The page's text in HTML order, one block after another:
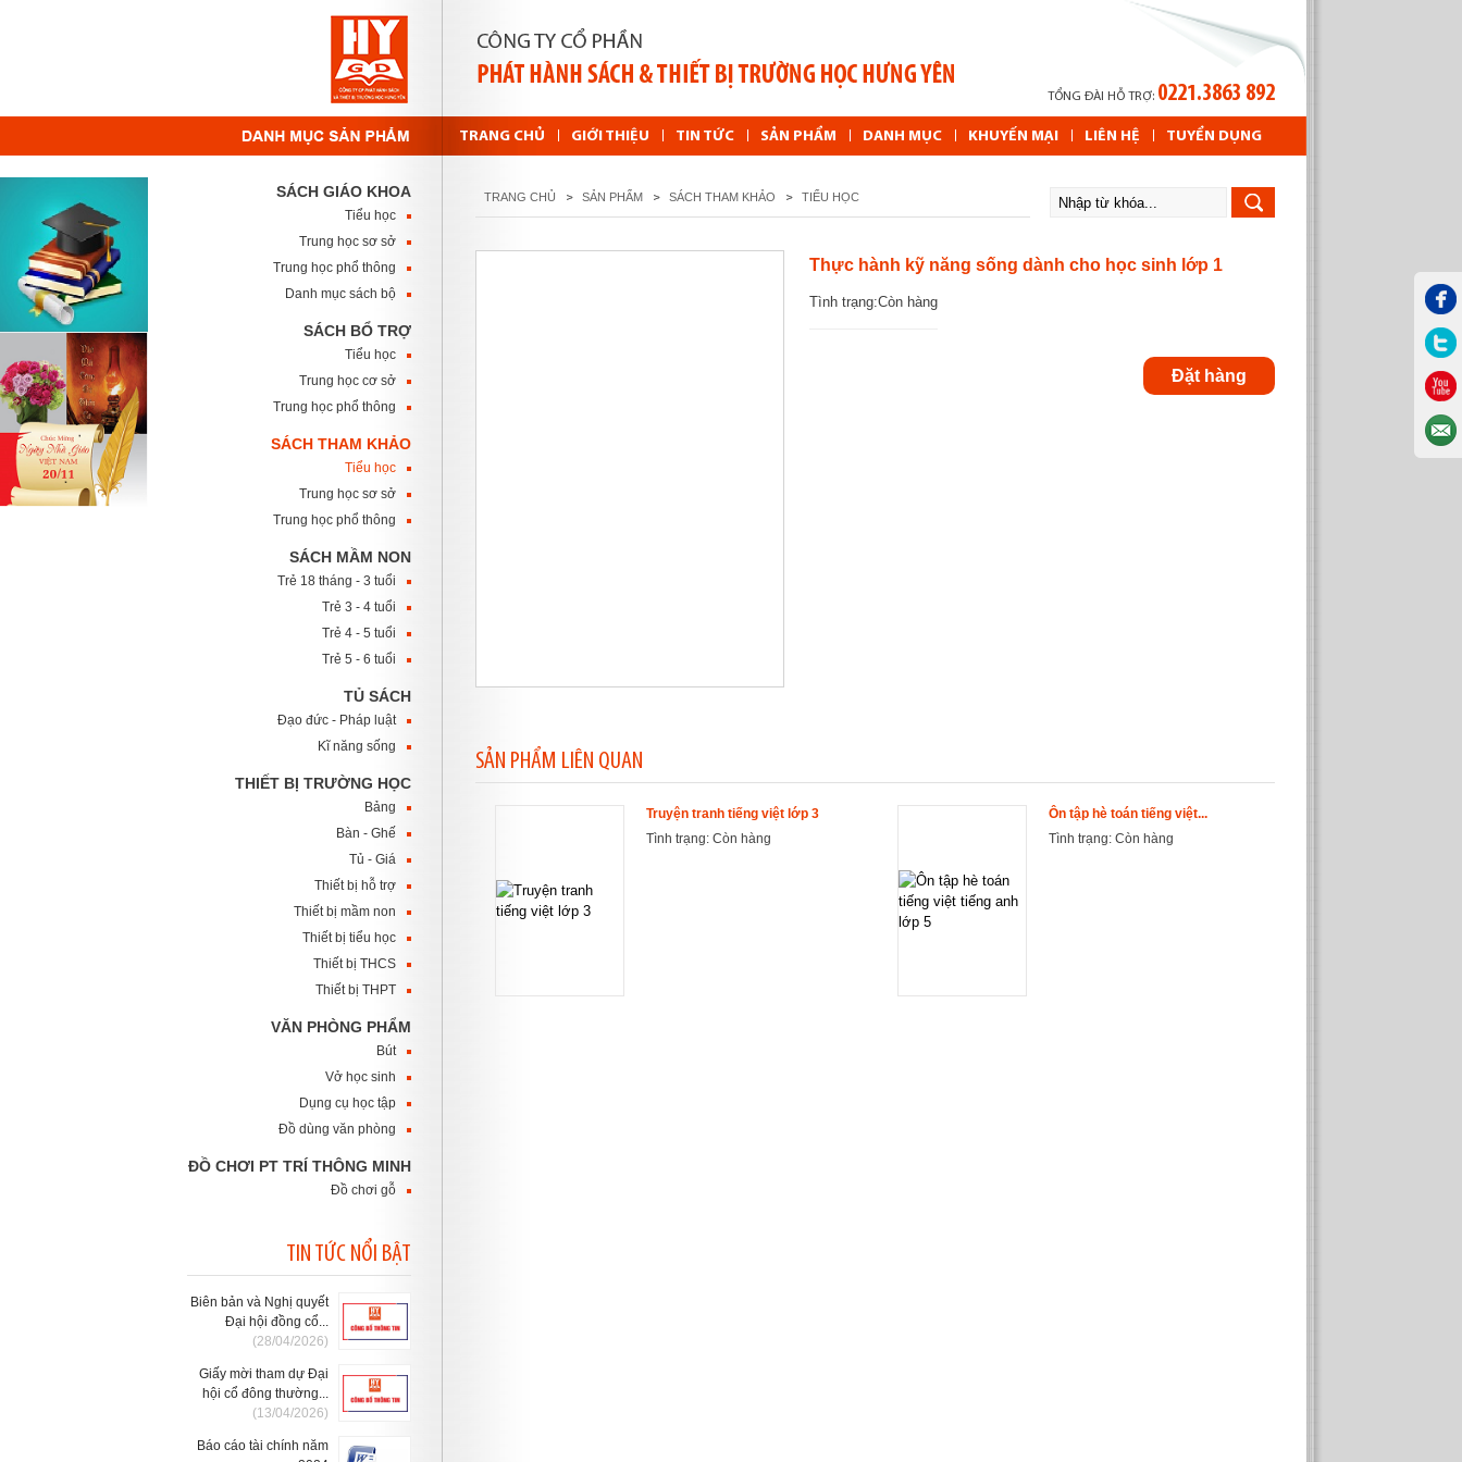
TỔNG ĐÀI HỖ TRỢ: 0221.3863 892
TRANG CHỦ GIỚI THIỆU TIN TỨC SẢN PHẨM DANH MỤC KHUYẾN MẠI LIÊN HỆ TUYỂN DỤNG
SÁCH GIÁO KHOA
Tiểu học
Trung học sơ sở
Trung học phổ thông
Danh mục sách bộ
SÁCH BỔ TRỢ
Tiểu học
Trung học cơ sở
Trung học phổ thông
SÁCH THAM KHẢO
Tiểu học
Trung học sơ sở
Trung học phổ thông
SÁCH MẦM NON
Trẻ 18 tháng - 3 tuổi
Trẻ 3 - 4 tuổi
Trẻ 4 - 5 tuổi
Trẻ 5 - 6 tuổi
TỦ SÁCH
Đạo đức - Pháp luật
Kĩ năng sống
THIẾT BỊ TRƯỜNG HỌC
Bảng
Bàn - Ghế
Tủ - Giá
Thiết bị hỗ trợ
Thiết bị mầm non
Thiết bị tiểu học
Thiết bị THCS
Thiết bị THPT
VĂN PHÒNG PHẨM
Bút
Vở học sinh
Dụng cụ học tập
Đồ dùng văn phòng
ĐỒ CHƠI PT TRÍ THÔNG MINH
Đồ chơi gỗ
TIN TỨC NỔI BẬT
Biên bản và Nghị quyết
Đại hội đồng cổ...
(28/04/2026)
Giấy mời tham dự Đại
hội cổ đông thường...
(13/04/2026)
Báo cáo tài chính năm
TRANG CHỦ SẢN PHẨM SÁCH THAM KHẢO TIỂU HỌC
Thực hành kỹ năng sống dành cho học sinh lớp 1
Tình trạng:Còn hàng
Đặt hàng
SẢN PHẨM LIÊN QUAN
Truyện tranh tiếng việt lớp 3
Tình trạng: Còn hàng
Ôn tập hè toán tiếng việt...
Tình trạng: Còn hàng